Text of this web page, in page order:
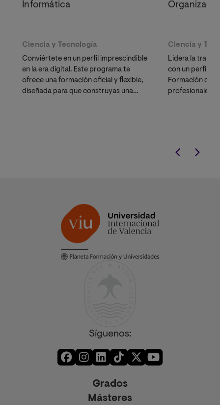
Informática
Ciencia y Tecnología
Conviértete en un perfil imprescindible
en la era digital. Este programa te
ofrece una formación oficial y flexible,
diseñada para que construyas una
Ciencia y
Lidera la
con un perfil
Formación
profesionales:
Síguenos:
Grados
Másteres